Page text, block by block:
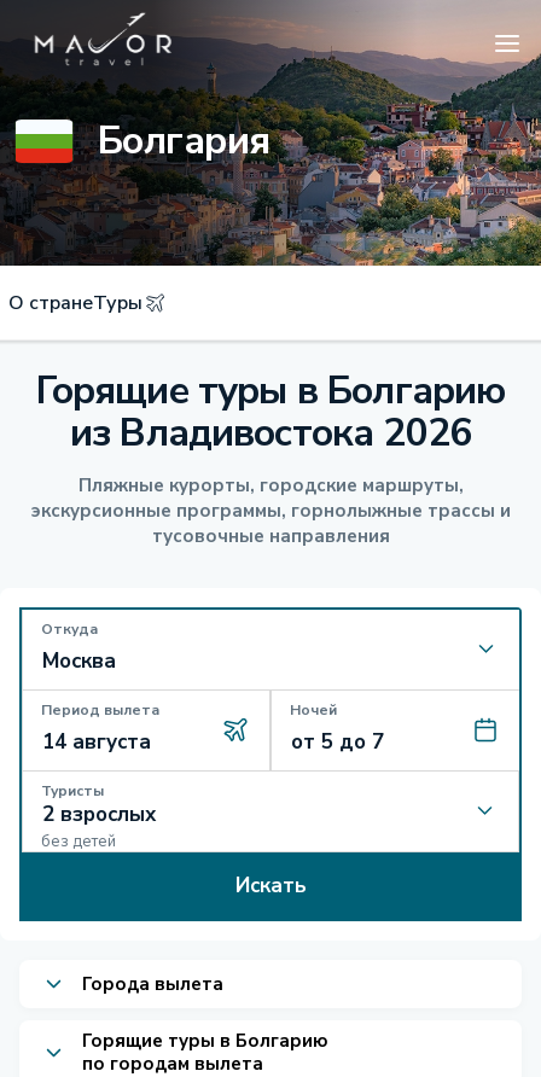
Болгария
О странеТуры
Горящие туры в Болгарию
из Владивостока 2026
Пляжные курорты, городские маршруты,
экскурсионные программы, горнолыжные трассы и
тусовочные направления
Откуда
Период вылета Ночей
Туристы
без детей
Искать
Города вылета
Горящие туры в Болгарию
по городам вылета